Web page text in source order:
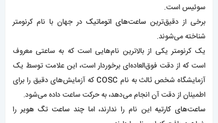
سوئیس است.
برخی از دقیق‌ترین ساعت‌های اتوماتیک در جهان با نام کرنومتر
شناخته می‌شوند.
یک کرنومتر یکی از بالاترین نام‌هایی است که به ساعتی معروف
است که از دقت فوق‌العاده‌ای برخوردار است، این علامت توسط یک
آزمایشگاه شخص ثالث به نام COSC که آزمایش‌های دقیق را برای
اطمینان از دقت آن انجام می‌دهد، به حرکت ساعت داده می‌شود.
ساعت‌های کارتیه این نام را ندارند، اما چند ساعت تگ هویررا